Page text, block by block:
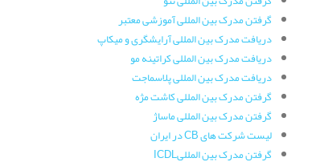
گرفتن مدرک بین المللی آموزشی معتبر
دریافت مدرک بین المللی آرایشگری و میکاپ
دریافت مدرک بین المللی کراتینه مو
دریافت مدرک بین المللی پلاسماجت
گرفتن مدرک بین المللی کاشت مژه
گرفتن مدرک بین المللی ماساژ
لیست شرکت های CB در ایران
گرفتن مدرک بین المللیICDL